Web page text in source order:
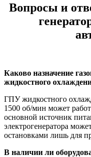
Вопросы и
Каково назначение
жидкостного
ГПУ жидкостного
1500 об/мин может
основной источник
электрогенератора
остановками лишь для
В наличии ли